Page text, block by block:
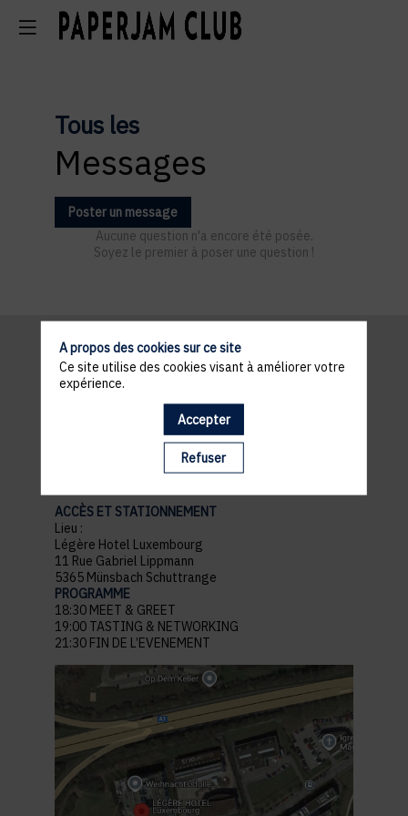
Tous les
Messages
Poster un message
Aucune question n'a encore été posée.
Soyez le premier à poser une question !
Informations
pratiques
ACCÈS ET STATIONNEMENT
Lieu :
Légère Hotel Luxembourg
11 Rue Gabriel Lippmann
5365 Münsbach Schuttrange
PROGRAMME
18:30 MEET & GREET
19:00 TASTING & NETWORKING
21:30 FIN DE L’EVENEMENT
A propos des cookies sur ce site
Ce site utilise des cookies visant à améliorer votre
expérience.
Accepter
Refuser